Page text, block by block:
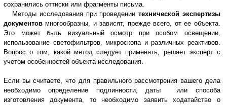
сохранились оттиски или фрагменты письма.
Методы исследования при проведениитехнической экспертизы
документов многообразны, и зависят, прежде всего, от ее объекта.
Это может быть визуальный осмотр при особом освещении,
использование светофильтров, микроскопа и различных реактивов.
Вопрос о том, какой метод следует применять, решает эксперт с
учетом особенностей объекта исследования.
Если вы считаете, что для правильного рассмотрения вашего дела
необходимо определение подлинности, даты или способа
изготовления документа, то необходимо заявить ходатайство о